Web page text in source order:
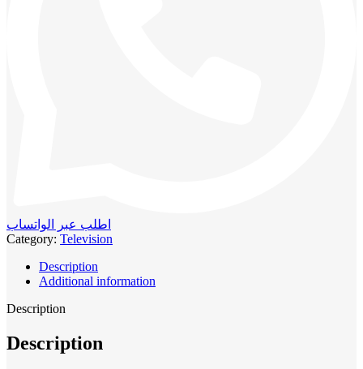
اطلب عبر الواتساب
Category: Television
Description
Additional information
Description
Description